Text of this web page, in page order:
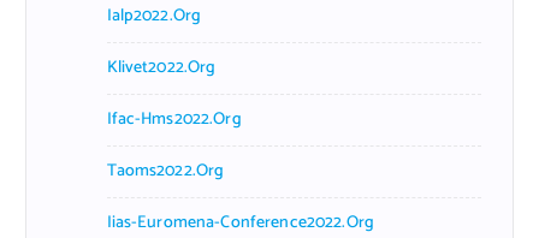
Ialp2022.org
Klivet2022.org
Ifac-Hms2022.org
Taoms2022.org
Iias-Euromena-Conference2022.org